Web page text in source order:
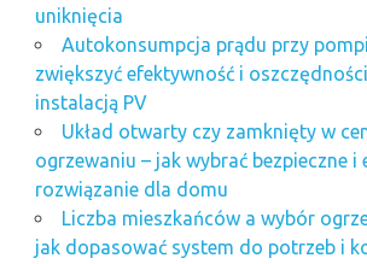
uniknięcia
Autokonsumpcja prądu przy
zwiększyć efektywność i
instalacją PV
Układ otwarty czy zamknięty w
ogrzewaniu – jak wybrać bezpieczne i
rozwiązanie dla domu
Liczba mieszkańców a wybór
jak dopasować system do potrzeb i